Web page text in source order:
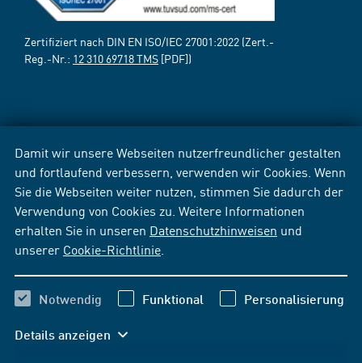
Damit wir unsere Webseiten nutzerfreundlicher gestalten
und fortlaufend verbessern, verwenden wir Cookies. Wenn
Sie die Webseiten weiter nutzen, stimmen Sie dadurch der
Verwendung von Cookies zu. Weitere Informationen
erhalten Sie in unseren Datenschutzhinweisen und
unserer Cookie-Richtlinie
Notwendig Funktional Personalisierung
Details anzeigen
Zertifiziert nach DIN EN ISO/IEC 27001:2022 (Zert.-
Reg.-Nr.: 12 310 69718 TMS [PDF])